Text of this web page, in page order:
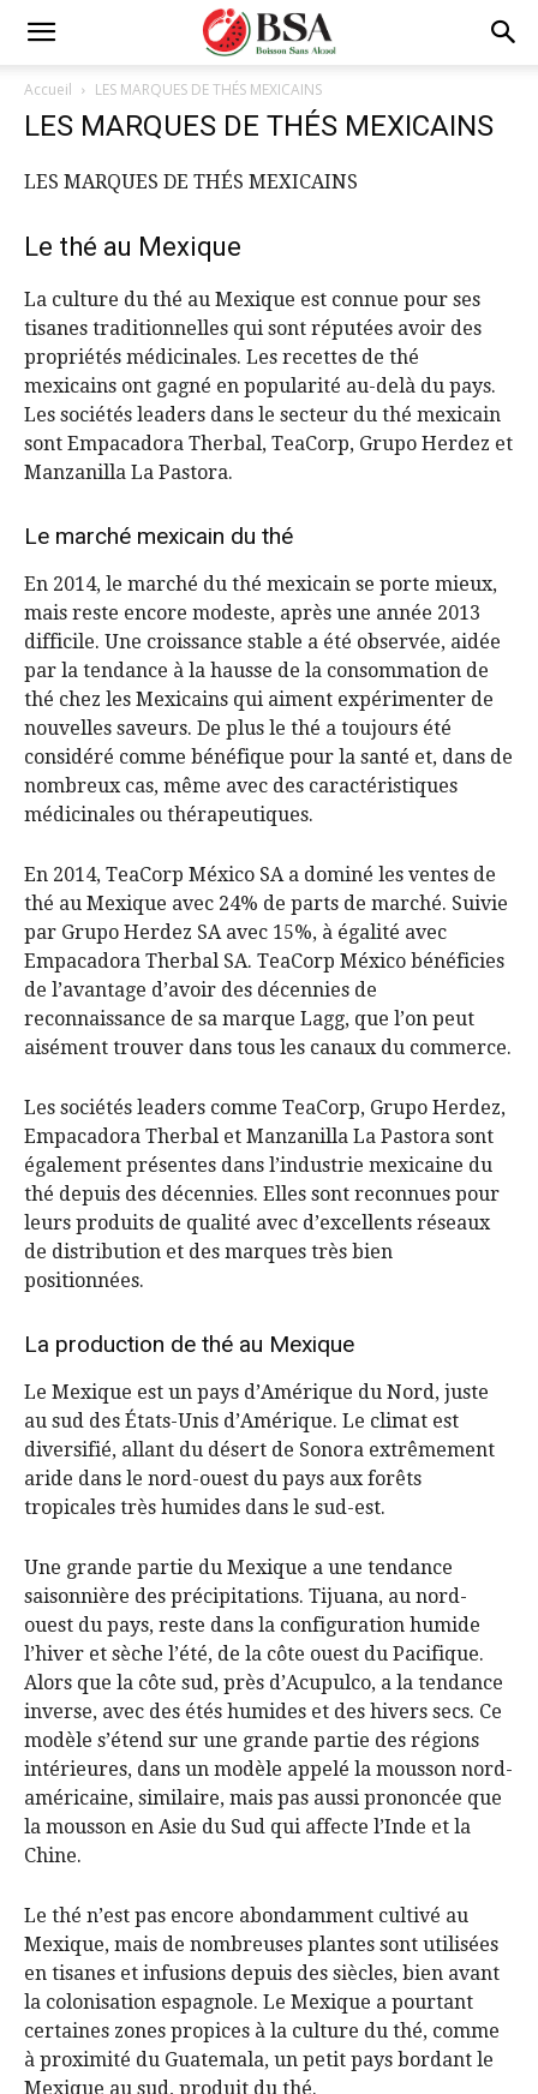
Accueil LES MARQUES DE THÉS MEXICAINS
LES MARQUES DE THÉS MEXICAINS
LES MARQUES DE THÉS MEXICAINS
Le thé au Mexique
La culture du thé au Mexique est connue pour ses
tisanes traditionnelles qui sont réputées avoir des
propriétés médicinales. Les recettes de thé
mexicains ont gagné en popularité au-delà du pays.
Les sociétés leaders dans le secteur du thé mexicain
sont Empacadora Therbal, TeaCorp, Grupo Herdez et
Manzanilla La Pastora.
Le marché mexicain du thé
En 2014, le marché du thé mexicain se porte mieux,
mais reste encore modeste, après une année 2013
difficile. Une croissance stable a été observée, aidée
par la tendance à la hausse de la consommation de
thé chez les Mexicains qui aiment expérimenter de
nouvelles saveurs. De plus le thé a toujours été
considéré comme bénéfique pour la santé et, dans de
nombreux cas, même avec des caractéristiques
médicinales ou thérapeutiques.
En 2014, TeaCorp México SA a dominé les ventes de
thé au Mexique avec 24% de parts de marché. Suivie
par Grupo Herdez SA avec 15%, à égalité avec
Empacadora Therbal SA. TeaCorp México bénéficies
de l’avantage d’avoir des décennies de
reconnaissance de sa marque Lagg, que l’on peut
aisément trouver dans tous les canaux du commerce.
Les sociétés leaders comme TeaCorp, Grupo Herdez,
Empacadora Therbal et Manzanilla La Pastora sont
également présentes dans l’industrie mexicaine du
thé depuis des décennies. Elles sont reconnues pour
leurs produits de qualité avec d’excellents réseaux
de distribution et des marques très bien
positionnées.
La production de thé au Mexique
Le Mexique est un pays d’Amérique du Nord, juste
au sud des États-Unis d’Amérique. Le climat est
diversifié, allant du désert de Sonora extrêmement
aride dans le nord-ouest du pays aux forêts
tropicales très humides dans le sud-est.
Une grande partie du Mexique a une tendance
saisonnière des précipitations. Tijuana, au nord-
ouest du pays, reste dans la configuration humide
l’hiver et sèche l’été, de la côte ouest du Pacifique.
Alors que la côte sud, près d’Acupulco, a la tendance
inverse, avec des étés humides et des hivers secs. Ce
modèle s’étend sur une grande partie des régions
intérieures, dans un modèle appelé la mousson nord-
américaine, similaire, mais pas aussi prononcée que
la mousson en Asie du Sud qui affecte l’Inde et la
Chine.
Le thé n’est pas encore abondamment cultivé au
Mexique, mais de nombreuses plantes sont utilisées
en tisanes et infusions depuis des siècles, bien avant
la colonisation espagnole. Le Mexique a pourtant
certaines zones propices à la culture du thé, comme
à proximité du Guatemala, un petit pays bordant le
Mexique au sud, produit du thé.